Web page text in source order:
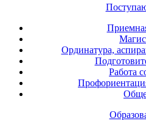
Ординатура,
Работа